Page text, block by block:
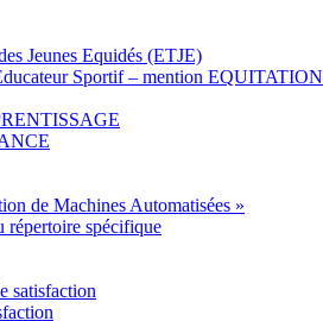
Jeunes Equidés (ETJE)
Sportif – mention EQUITATION
de Machines Automatisées »
répertoire spécifique
satisfaction